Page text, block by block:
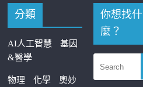
分類
AI人工智慧
基因
&醫學
物理 化學
奧妙
你想找什
麼？